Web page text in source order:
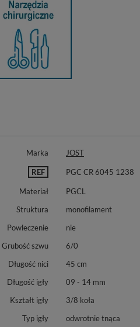
Marka JOST
REF PGC CR 6045 1238
Materiał
PGCL
Struktura
monofilament
Powleczenie
nie
Grubość szwu
6/0
Długość nici
45 cm
Długość igły
09 - 14 mm
Kształt igły
3/8 koła
Typ igły
odwrotnie tnąca